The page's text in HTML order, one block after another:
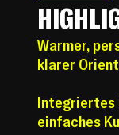
Warmer,
klarer
Integriertes
einfaches